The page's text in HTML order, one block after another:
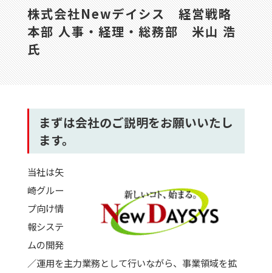
株式会社Newデイシス 経営戦略
本部 人事・経理・総務部 米山 浩
氏
まずは会社のご説明をお願いいたし
ます。
当社は矢
崎グルー
プ向け情
報システ
ムの開発
／運用を主力業務として行いながら、事業領域を拡